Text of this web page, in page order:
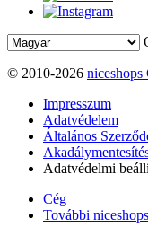
© 2010-2026 niceshops
Impresszum
Adatvédelem
Általános
Adatvédelmi
Cég
További